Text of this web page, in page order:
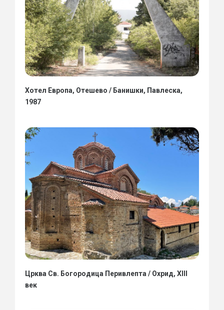
Хотел Европа, Отешево / Банишки, Павлеска,
1987
Црква Св. Богородица Перивлепта / Охрид, XIII
век